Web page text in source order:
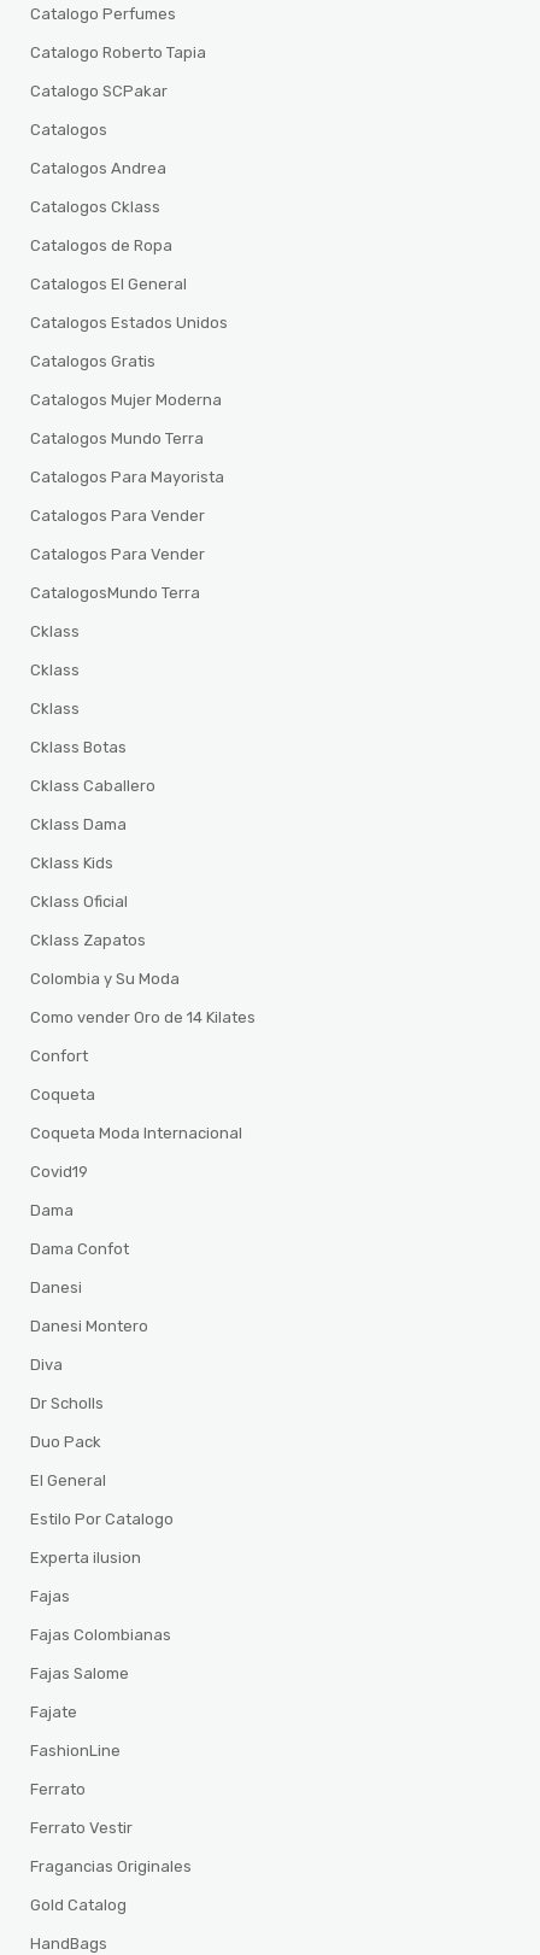
Catalogo Perfumes
Catalogo Roberto Tapia
Catalogo SCPakar
Catalogos
Catalogos Andrea
Catalogos Cklass
Catalogos de Ropa
Catalogos El General
Catalogos Estados Unidos
Catalogos Gratis
Catalogos Mujer Moderna
Catalogos Mundo Terra
Catalogos Para Mayorista
Catalogos Para Vender
Catalogos Para Vender
CatalogosMundo Terra
Cklass
Cklass
Cklass
Cklass Botas
Cklass Caballero
Cklass Dama
Cklass Kids
Cklass Oficial
Cklass Zapatos
Colombia y Su Moda
Como vender Oro de 14 Kilates
Confort
Coqueta
Coqueta Moda Internacional
Covid19
Dama
Dama Confot
Danesi
Danesi Montero
Diva
Dr Scholls
Duo Pack
El General
Estilo Por Catalogo
Experta ilusion
Fajas
Fajas Colombianas
Fajas Salome
Fajate
FashionLine
Ferrato
Ferrato Vestir
Fragancias Originales
Gold Catalog
HandBags